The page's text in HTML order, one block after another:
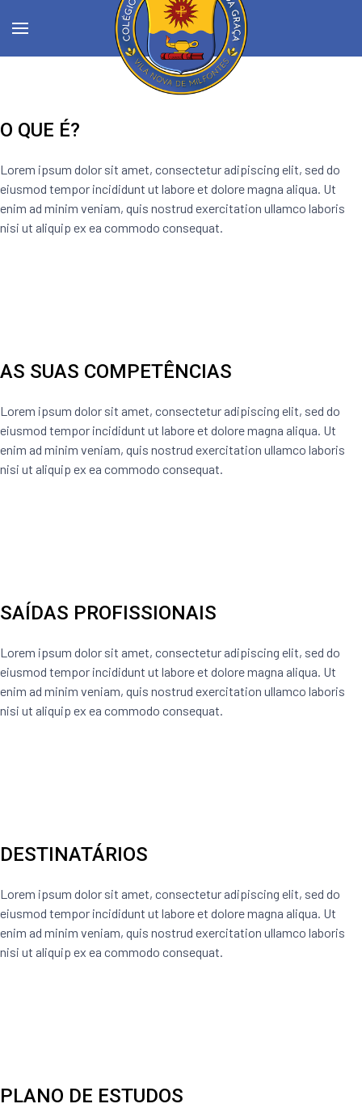
O QUE É?
Lorem ipsum dolor sit amet, consectetur adipiscing elit, sed do
eiusmod tempor incididunt ut labore et dolore magna aliqua. Ut
enim ad minim veniam, quis nostrud exercitation ullamco laboris
nisi ut aliquip ex ea commodo consequat.
AS SUAS COMPETÊNCIAS
Lorem ipsum dolor sit amet, consectetur adipiscing elit, sed do
eiusmod tempor incididunt ut labore et dolore magna aliqua. Ut
enim ad minim veniam, quis nostrud exercitation ullamco laboris
nisi ut aliquip ex ea commodo consequat.
SAÍDAS PROFISSIONAIS
Lorem ipsum dolor sit amet, consectetur adipiscing elit, sed do
eiusmod tempor incididunt ut labore et dolore magna aliqua. Ut
enim ad minim veniam, quis nostrud exercitation ullamco laboris
nisi ut aliquip ex ea commodo consequat.
DESTINATÁRIOS
Lorem ipsum dolor sit amet, consectetur adipiscing elit, sed do
eiusmod tempor incididunt ut labore et dolore magna aliqua. Ut
enim ad minim veniam, quis nostrud exercitation ullamco laboris
nisi ut aliquip ex ea commodo consequat.
PLANO DE ESTUDOS